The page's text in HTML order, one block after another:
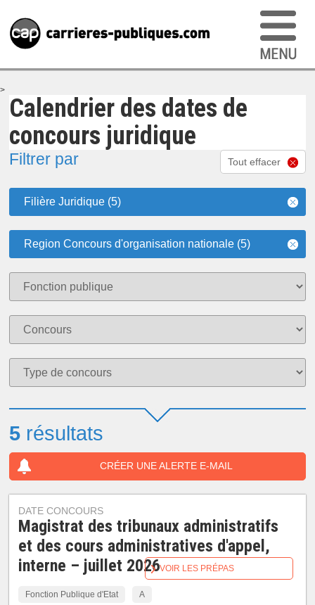
>
Calendrier des dates de
concours juridique
Filtrer par Tout effacer
Filière Juridique (5)
Region Concours d'organisation nationale (5)
5 résultats
CRÉER UNE ALERTE E-MAIL
DATE CONCOURS
Magistrat des tribunaux administratifs
et des cours administratives d'appel,
interne – juillet 2026
Fonction Publique d'Etat A
VOIR LES PRÉPAS